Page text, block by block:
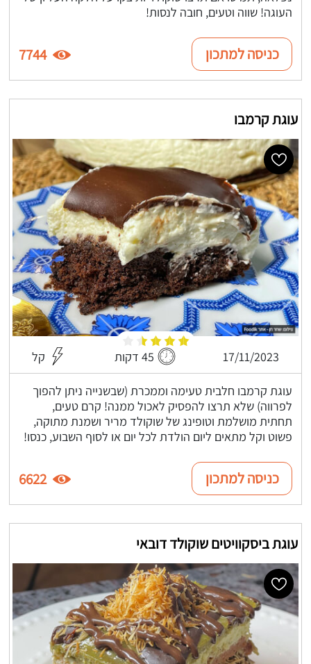
העוגה! שווה וטעים, חובה לנסות!
כניסה למתכון 7744
עוגת קרמבו
17/11/2023 45 דקות קל
עוגת קרמבו חלבית טעימה וממכרת (שבשנייה ניתן להפוך
לפרווה) שלא תרצו להפסיק לאכול ממנה! קרם טעים,
תחתית מושלמת וטופינג של שוקולד מריר ושמנת מתוקה,
פשוט וקל מתאים ליום הולדת לכל יום או לסוף השבוע, כנסו!
כניסה למתכון 6622
עוגת ביסקוויטים שוקולד דובאי